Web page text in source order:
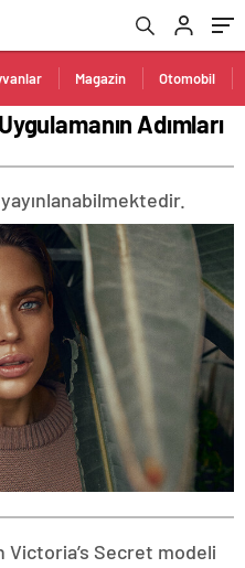
Magazin Otomobil
Adımları
Secret modeli